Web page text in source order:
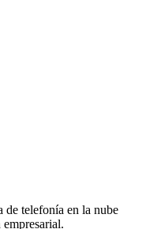
de telefonía en la nube